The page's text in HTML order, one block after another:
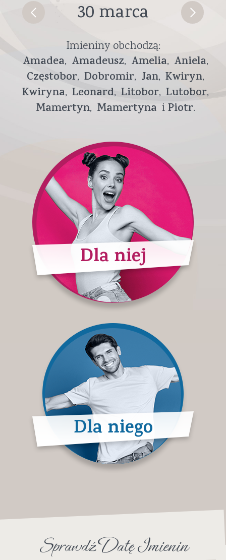
30 marca
Imieniny obchodzą:
Amadea Amadeusz Amelia Aniela
Częstobor Dobromir Jan Kwiryn
Kwiryna Leonard Litobor Lutobor
Mamertyn Mamertyna Piotr
Dla niej
Dla niego
Sprawdź Datę Imienin